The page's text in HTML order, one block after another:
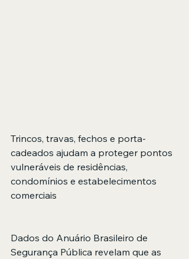
Trincos, travas, fechos e porta-
cadeados ajudam a proteger pontos
vulneráveis de residências,
condomínios e estabelecimentos
comerciais
Dados do Anuário Brasileiro de
Segurança Pública revelam que as